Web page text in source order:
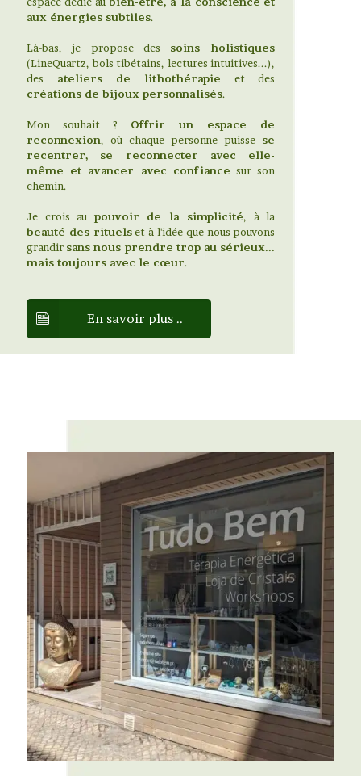
aux énergies subtiles.
Là-bas, je propose des soins holistiques
(LineQuartz, bols tibétains, lectures intuitives...),
des ateliers de lithothérapie et des
créations de bijoux personnalisés.
Mon souhait ? Offrir un espace de
reconnexion, où chaque personne puisse se
recentrer, se reconnecter avec elle-
même et avancer avec confiance sur son
chemin.
Je crois au pouvoir de la simplicité, à la
beauté des rituelset à l'idée que nous pouvons
grandir sans nous prendre trop au sérieux...
mais toujours avec le cœur.
En savoir plus ..